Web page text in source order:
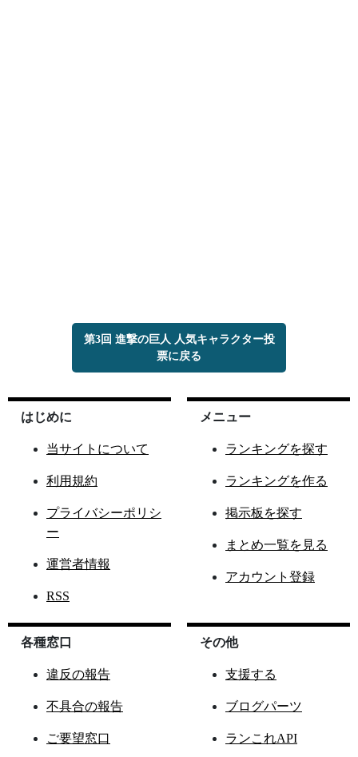
第3回 進撃の巨人 人気キャラクター投
票に戻る
はじめに
当サイトについて
利用規約
プライバシーポリシ
ー
運営者情報
RSS
メニュー
ランキングを探す
ランキングを作る
掲示板を探す
まとめ一覧を見る
アカウント登録
各種窓口
違反の報告
不具合の報告
ご要望窓口
その他
支援する
ブログパーツ
ランこれAPI